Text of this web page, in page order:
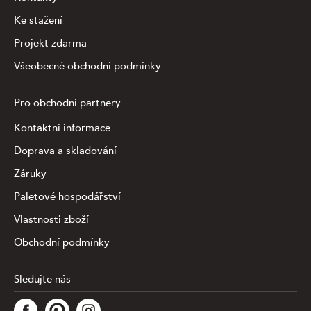
Tato stránka využívá soubory cookies ke shromažďování a
Ke stažení
Projekt zdarma
Všeobecné obchodní podmínky
Pro obchodní partnery
Kontaktní informace
Doprava a skladování
Záruky
Paletové hospodářství
Vlastnosti zboží
Obchodní podmínky
Sledujte nás